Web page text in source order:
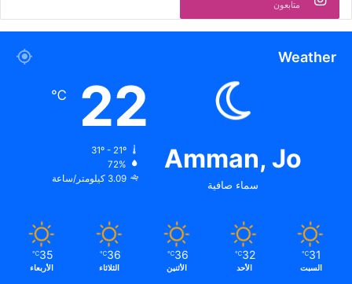
متابعون
Weather
Amman, Jo
سماء صافية
22
℃
31º - 21º
72%
3.09 كيلومتر/ساعة
31
℃
السبت
32
℃
الأحد
36
℃
الأثنين
36
℃
الثلاثاء
35
℃
الأربعاء